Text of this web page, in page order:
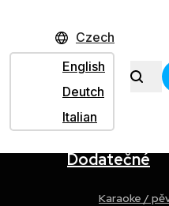
Czech
English
Deutch
Italian
Dodatečné
Karaoke /